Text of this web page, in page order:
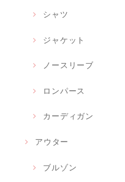
シャツ
ジャケット
ノースリーブ
ロンパース
カーディガン
アウター
ブルゾン